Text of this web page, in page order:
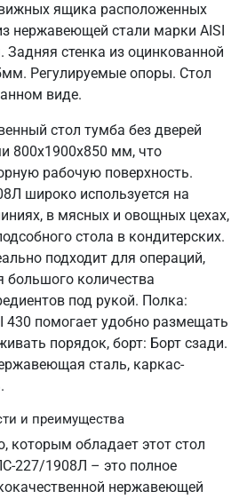
ящика расположенных
нержавеющей стали марки AISI
стенка из оцинкованной
Регулируемые опоры. Стол
виде.
стол тумба без дверей
800х1900х850 мм, что
рабочую поверхность.
широко используется на
в мясных и овощных цехах,
стола в кондитерских.
подходит для операций,
большого количества
под рукой. Полка:
430 помогает удобно размещать
порядок, борт: Борт сзади.
сталь, каркас-
и преимущества
которым обладает этот стол
227/1908Л – это полное
нержавеющей